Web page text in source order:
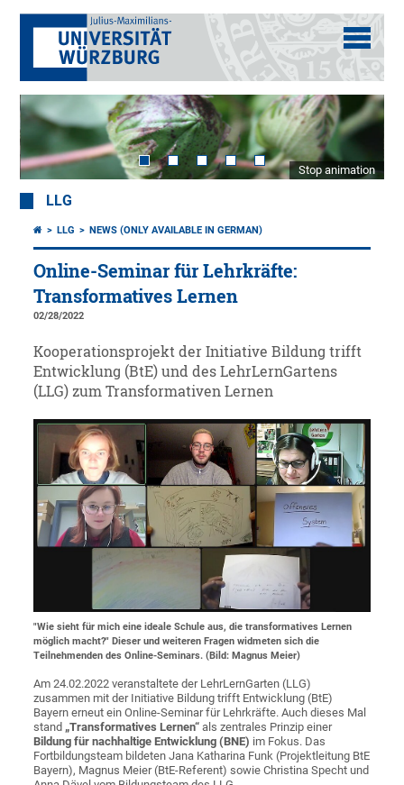
Stop animation
LLG
LLG NEWS (ONLY AVAILABLE IN GERMAN)
Online-Seminar für Lehrkräfte:
Transformatives Lernen
02/28/2022
Kooperationsprojekt der Initiative Bildung trifft
Entwicklung (BtE) und des LehrLernGartens
(LLG) zum Transformativen Lernen
"Wie sieht für mich eine ideale Schule aus, die transformatives Lernen
möglich macht?" Dieser und weiteren Fragen widmeten sich die
Teilnehmenden des Online-Seminars. (Bild: Magnus Meier)
Am 24.02.2022 veranstaltete der LehrLernGarten (LLG)
zusammen mit der Initiative Bildung trifft Entwicklung (BtE)
Bayern erneut ein Online-Seminar für Lehrkräfte. Auch dieses Mal
stand „Transformatives Lernen“als zentrales Prinzip einer
Bildung für nachhaltige Entwicklung (BNE) im Fokus. Das
Fortbildungsteam bildeten Jana Katharina Funk (Projektleitung BtE
Bayern), Magnus Meier (BtE-Referent) sowie Christina Specht und